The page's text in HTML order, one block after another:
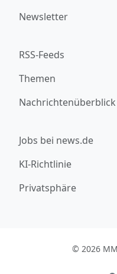
Newsletter
RSS-Feeds
Themen
Nachrichtenüberblick
Jobs bei news.de
KI-Richtlinie
Privatsphäre
© 2026